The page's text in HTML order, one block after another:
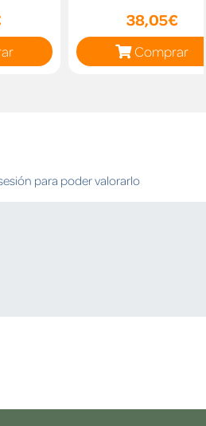
38,05€
Comprar
para poder valorarlo